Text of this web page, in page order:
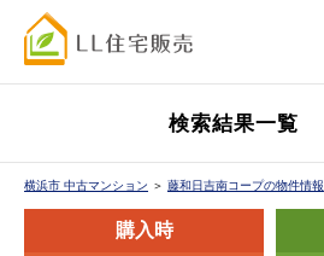
検索結果一覧
横浜市 中古マンション ＞ 藤和日吉南コープの物件情報
購入時